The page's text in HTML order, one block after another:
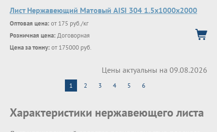
Лист Нержавеющий Матовый AISI 304 1.5х1000х2000
Оптовая цена: от 175 руб./кг
Розничная цена: Договорная
Цена за тонну: от 175000 руб.
Цены актуальны на 09.08.2026
1 2 3 4 5 6
Характеристики нержавеющего листа